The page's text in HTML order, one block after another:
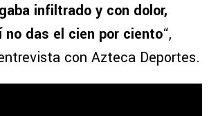
infiltrado y con dolor,
no das el cien por ciento“,
con Azteca Deportes.